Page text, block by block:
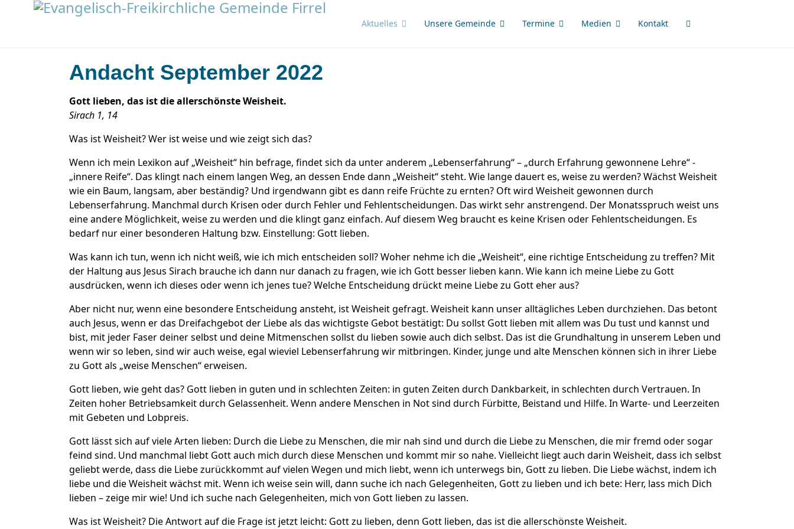
Aktuelles Unsere Gemeinde Termine Medien Kontakt
Andacht September 2022
Gott lieben, das ist die allerschönste Weisheit.
Sirach 1, 14
Was ist Weisheit? Wer ist weise und wie zeigt sich das?
Wenn ich mein Lexikon auf „Weisheit“ hin befrage, findet sich da unter anderem „Lebenserfahrung“ – „durch Erfahrung gewonnene Lehre“ -
„innere Reife“. Das klingt nach einem langen Weg, an dessen Ende dann „Weisheit“ steht. Wie lange dauert es, weise zu werden? Wächst Weisheit
wie ein Baum, langsam, aber beständig? Und irgendwann gibt es dann reife Früchte zu ernten? Oft wird Weisheit gewonnen durch
Lebenserfahrung. Manchmal durch Krisen oder durch Fehler und Fehlentscheidungen. Das wirkt sehr anstrengend. Der Monatsspruch weist uns
eine andere Möglichkeit, weise zu werden und die klingt ganz einfach. Auf diesem Weg braucht es keine Krisen oder Fehlentscheidungen. Es
bedarf nur einer besonderen Haltung bzw. Einstellung: Gott lieben.
Was kann ich tun, wenn ich nicht weiß, wie ich mich entscheiden soll? Woher nehme ich die „Weisheit“, eine richtige Entscheidung zu treffen? Mit
der Haltung aus Jesus Sirach brauche ich dann nur danach zu fragen, wie ich Gott besser lieben kann. Wie kann ich meine Liebe zu Gott
ausdrücken, wenn ich dieses oder wenn ich jenes tue? Welche Entscheidung drückt meine Liebe zu Gott eher aus?
Aber nicht nur, wenn eine besondere Entscheidung ansteht, ist Weisheit gefragt. Weisheit kann unser alltägliches Leben durchziehen. Das betont
auch Jesus, wenn er das Dreifachgebot der Liebe als das wichtigste Gebot bestätigt: Du sollst Gott lieben mit allem was Du tust und kannst und
bist, mit jeder Faser deiner selbst und deine Mitmenschen sollst du lieben sowie auch dich selbst. Das ist die Grundhaltung in unserem Leben und
wenn wir so leben, sind wir auch weise, egal wieviel Lebenserfahrung wir mitbringen. Kinder, junge und alte Menschen können sich in ihrer Liebe
zu Gott als „weise Menschen“ erweisen.
Gott lieben, wie geht das? Gott lieben in guten und in schlechten Zeiten: in guten Zeiten durch Dankbarkeit, in schlechten durch Vertrauen. In
Zeiten hoher Betriebsamkeit durch Gelassenheit. Wenn andere Menschen in Not sind durch Fürbitte, Beistand und Hilfe. In Warte- und Leerzeiten
mit Gebeten und Lobpreis.
Gott lässt sich auf viele Arten lieben: Durch die Liebe zu Menschen, die mir nah sind und durch die Liebe zu Menschen, die mir fremd oder sogar
feind sind. Und manchmal liebt Gott auch mich durch diese Menschen und kommt mir so nahe. Vielleicht liegt auch darin Weisheit, dass ich selbst
geliebt werde, dass die Liebe zurückkommt auf vielen Wegen und mich liebt, wenn ich unterwegs bin, Gott zu lieben. Die Liebe wächst, indem ich
liebe und die Weisheit wächst mit. Wenn ich weise sein will, dann suche ich nach Gelegenheiten, Gott zu lieben und ich bete: Herr, lass mich Dich
lieben – zeige mir wie! Und ich suche nach Gelegenheiten, mich von Gott lieben zu lassen.
Was ist Weisheit? Die Antwort auf die Frage ist jetzt leicht: Gott zu lieben, denn Gott lieben, das ist die allerschönste Weisheit.